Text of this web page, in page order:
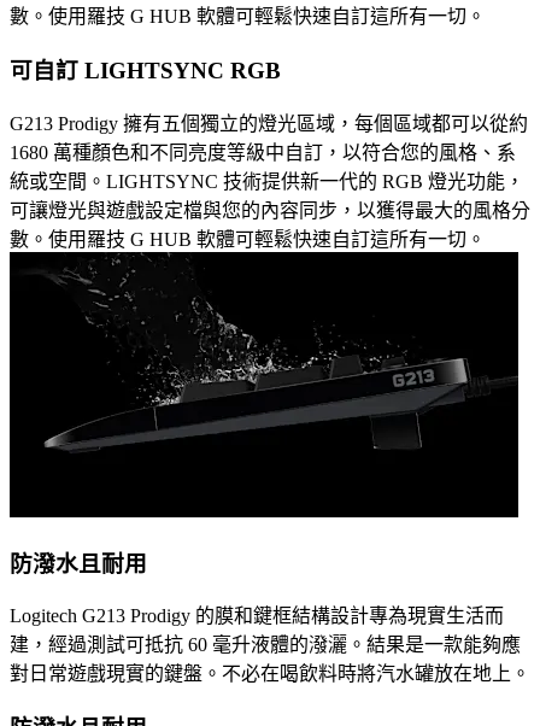
數。使用羅技 G HUB 軟體可輕鬆快速自訂這所有一切。
可自訂 LIGHTSYNC RGB
G213 Prodigy 擁有五個獨立的燈光區域，每個區域都可以從約
1680 萬種顏色和不同亮度等級中自訂，以符合您的風格、系
統或空間。LIGHTSYNC 技術提供新一代的 RGB 燈光功能，
可讓燈光與遊戲設定檔與您的內容同步，以獲得最大的風格分
數。使用羅技 G HUB 軟體可輕鬆快速自訂這所有一切。
防潑水且耐用
Logitech G213 Prodigy 的膜和鍵框結構設計專為現實生活而
建，經過測試可抵抗 60 毫升液體的潑灑。結果是一款能夠應
對日常遊戲現實的鍵盤。不必在喝飲料時將汽水罐放在地上。